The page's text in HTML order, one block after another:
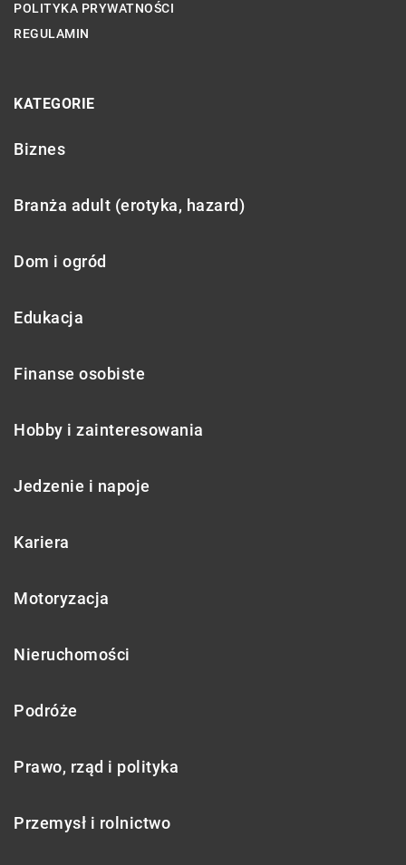
POLITYKA PRYWATNOŚCI
REGULAMIN
KATEGORIE
Biznes
Branża adult (erotyka, hazard)
Dom i ogród
Edukacja
Finanse osobiste
Hobby i zainteresowania
Jedzenie i napoje
Kariera
Motoryzacja
Nieruchomości
Podróże
Prawo, rząd i polityka
Przemysł i rolnictwo